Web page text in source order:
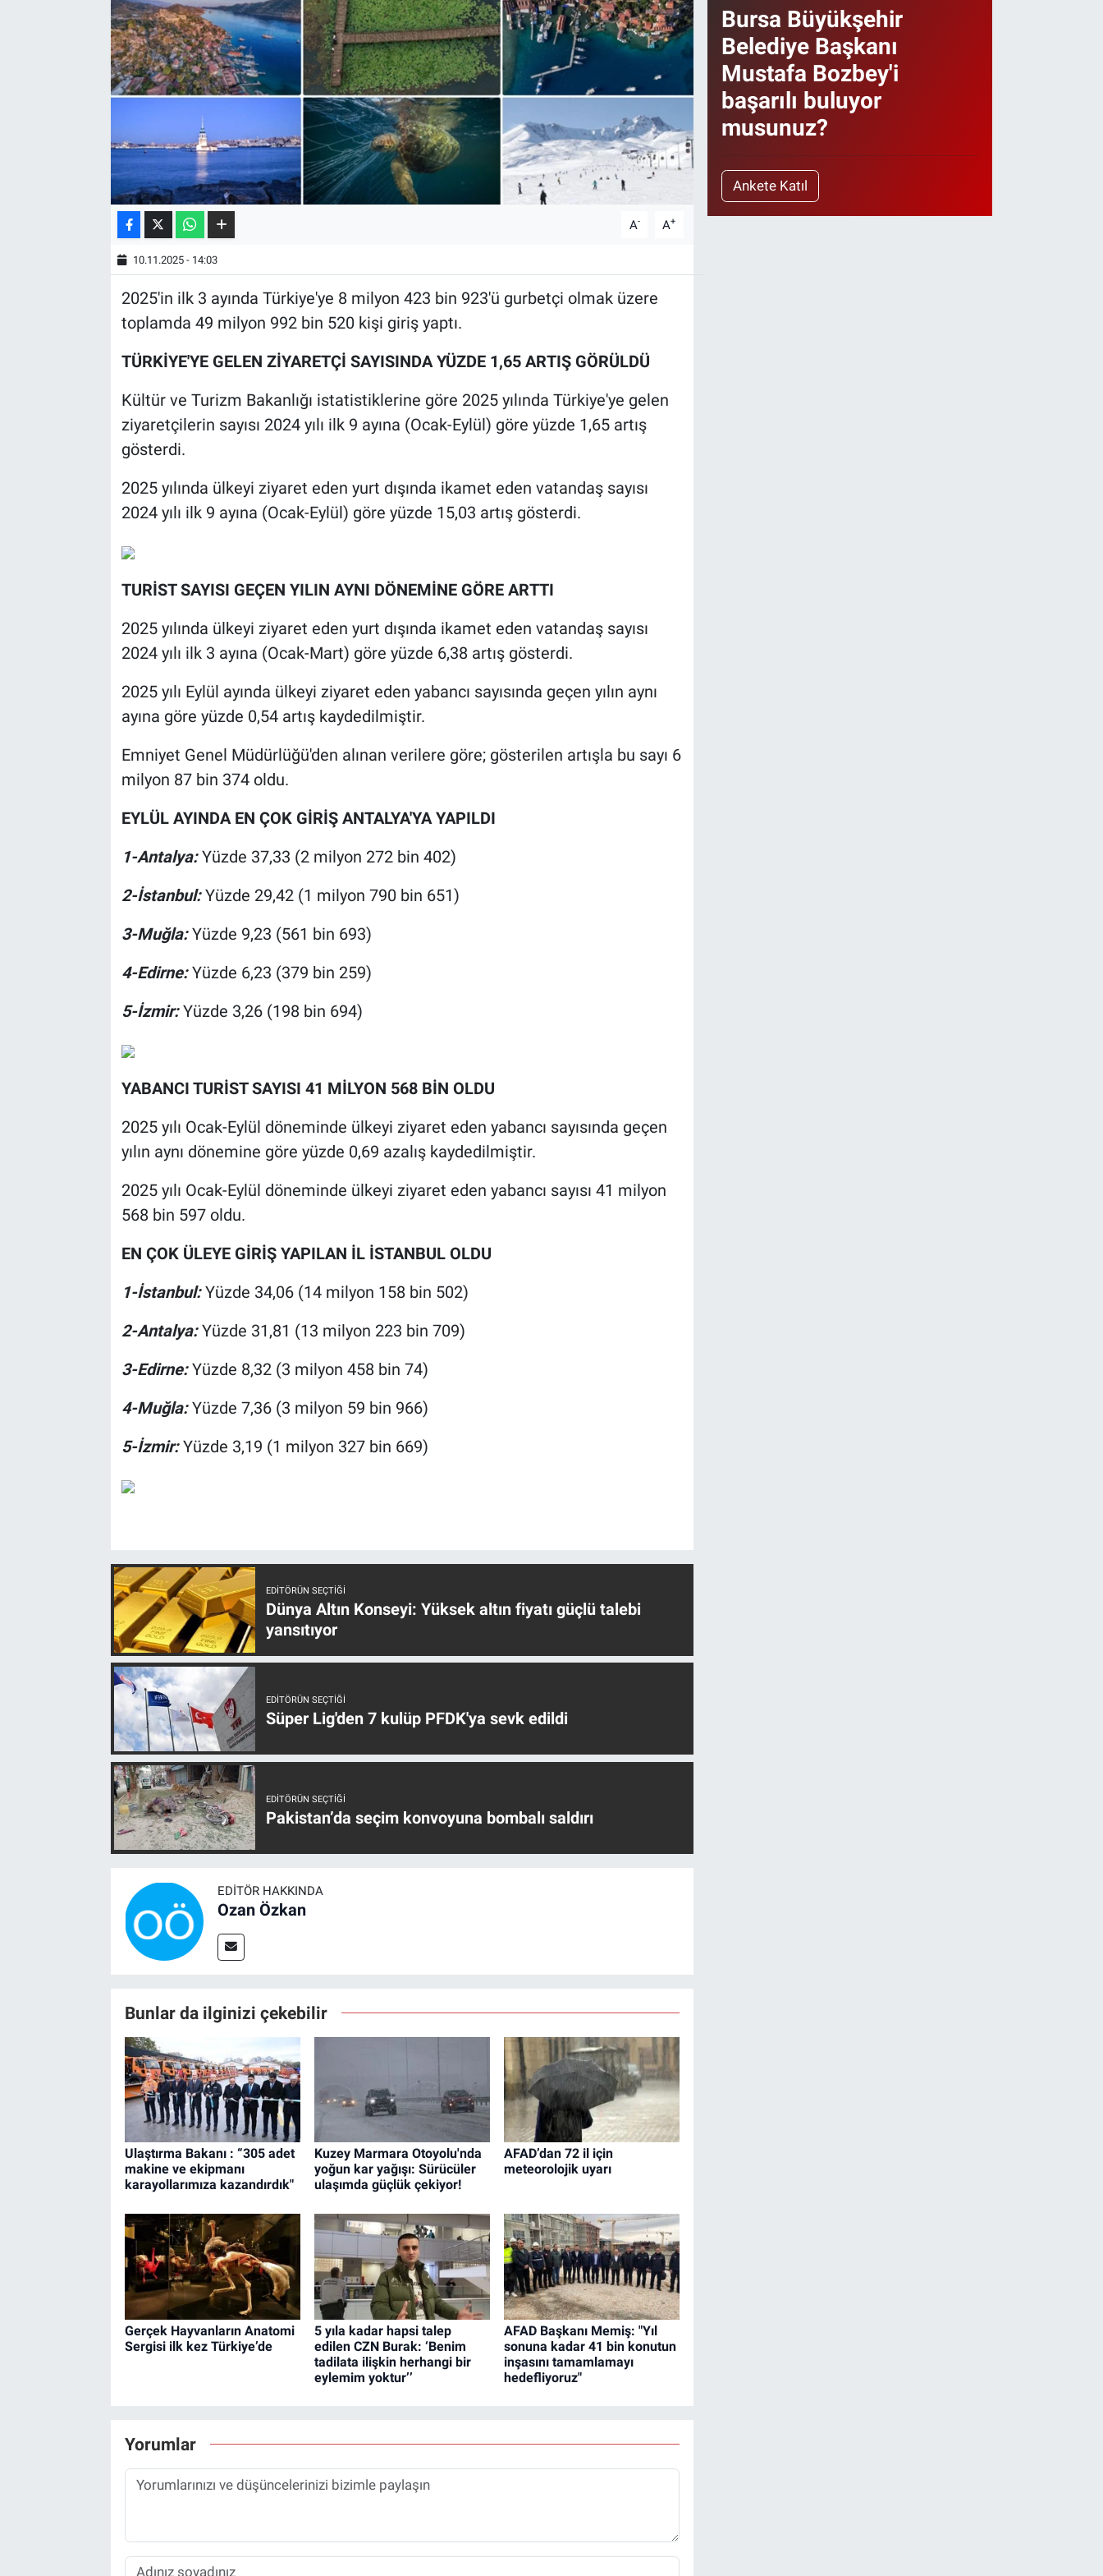
A- A+
10.11.2025 - 14:03
2025'in ilk 3 ayında Türkiye'ye 8 milyon 423 bin 923'ü gurbetçi olmak üzere
toplamda 49 milyon 992 bin 520 kişi giriş yaptı.
TÜRKİYE'YE GELEN ZİYARETÇİ SAYISINDA YÜZDE 1,65 ARTIŞ GÖRÜLDÜ
Kültür ve Turizm Bakanlığı istatistiklerine göre 2025 yılında Türkiye'ye gelen
ziyaretçilerin sayısı 2024 yılı ilk 9 ayına (Ocak-Eylül) göre yüzde 1,65 artış
gösterdi.
2025 yılında ülkeyi ziyaret eden yurt dışında ikamet eden vatandaş sayısı
2024 yılı ilk 9 ayına (Ocak-Eylül) göre yüzde 15,03 artış gösterdi.
TURİST SAYISI GEÇEN YILIN AYNI DÖNEMİNE GÖRE ARTTI
2025 yılında ülkeyi ziyaret eden yurt dışında ikamet eden vatandaş sayısı
2024 yılı ilk 3 ayına (Ocak-Mart) göre yüzde 6,38 artış gösterdi.
2025 yılı Eylül ayında ülkeyi ziyaret eden yabancı sayısında geçen yılın aynı
ayına göre yüzde 0,54 artış kaydedilmiştir.
Emniyet Genel Müdürlüğü'den alınan verilere göre; gösterilen artışla bu sayı 6
milyon 87 bin 374 oldu.
EYLÜL AYINDA EN ÇOK GİRİŞ ANTALYA'YA YAPILDI
1-Antalya:Yüzde 37,33 (2 milyon 272 bin 402)
2-İstanbul:Yüzde 29,42 (1 milyon 790 bin 651)
3-Muğla:Yüzde 9,23 (561 bin 693)
4-Edirne:Yüzde 6,23 (379 bin 259)
5-İzmir:Yüzde 3,26 (198 bin 694)
YABANCI TURİST SAYISI 41 MİLYON 568 BİN OLDU
2025 yılı Ocak-Eylül döneminde ülkeyi ziyaret eden yabancı sayısında geçen
yılın aynı dönemine göre yüzde 0,69 azalış kaydedilmiştir.
2025 yılı Ocak-Eylül döneminde ülkeyi ziyaret eden yabancı sayısı 41 milyon
568 bin 597 oldu.
EN ÇOK ÜLEYE GİRİŞ YAPILAN İL İSTANBUL OLDU
1-İstanbul:Yüzde 34,06 (14 milyon 158 bin 502)
2-Antalya:Yüzde 31,81 (13 milyon 223 bin 709)
3-Edirne:Yüzde 8,32 (3 milyon 458 bin 74)
4-Muğla:Yüzde 7,36 (3 milyon 59 bin 966)
5-İzmir:Yüzde 3,19 (1 milyon 327 bin 669)
EDITÖRÜN SEÇTIĞI
Dünya Altın Konseyi: Yüksek altın fiyatı güçlü talebi
yansıtıyor
EDITÖRÜN SEÇTIĞI
Süper Lig'den 7 kulüp PFDK'ya sevk edildi
EDITÖRÜN SEÇTIĞI
Pakistan’da seçim konvoyuna bombalı saldırı
EDITÖR HAKKINDA
Ozan Özkan
Bunlar da ilginizi çekebilir
Ulaştırma Bakanı : “305 adet
makine ve ekipmanı
karayollarımıza kazandırdık"
Kuzey Marmara Otoyolu'nda
yoğun kar yağışı: Sürücüler
ulaşımda güçlük çekiyor!
AFAD’dan 72 il için
meteorolojik uyarı
Gerçek Hayvanların Anatomi
Sergisi ilk kez Türkiye’de
5 yıla kadar hapsi talep
edilen CZN Burak: ‘Benim
tadilata ilişkin herhangi bir
eylemim yoktur’’
AFAD Başkanı Memiş: "Yıl
sonuna kadar 41 bin konutun
inşasını tamamlamayı
hedefliyoruz"
Yorumlar
Bursa Büyükşehir
Belediye Başkanı
Mustafa Bozbey'i
başarılı buluyor
musunuz?
Ankete Katıl